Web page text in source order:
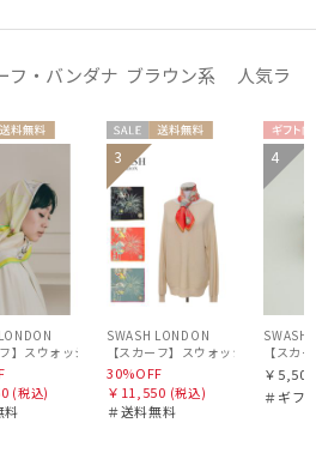
フ・バンダナ ブラウン系 人気ラ
LONDON) Canopy シルクスカーフ
料無
(税込)
料
セー
ル
送料無
WOME
N
3
SWASH LONDON
30%OFF
￥11,550 (税込)
＃送料無料
ギフト
向け
N
4
SWASH
【スカ
￥5,500
＃ギフ